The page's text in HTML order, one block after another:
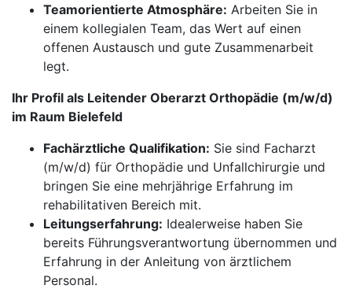
Teamorientierte Atmosphäre: Arbeiten Sie in
einem kollegialen Team, das Wert auf einen
offenen Austausch und gute Zusammenarbeit
legt.
Ihr Profil als Leitender Oberarzt Orthopädie (m/w/d)
im Raum Bielefeld
Fachärztliche Qualifikation: Sie sind Facharzt
(m/w/d) für Orthopädie und Unfallchirurgie und
bringen Sie eine mehrjährige Erfahrung im
rehabilitativen Bereich mit.
Leitungserfahrung: Idealerweise haben Sie
bereits Führungsverantwortung übernommen und
Erfahrung in der Anleitung von ärztlichem
Personal.